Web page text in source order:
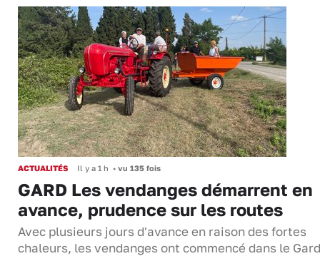
ACTUALITÉS Il y a 1 h • vu 135 fois
GARD Les vendanges démarrent en
avance, prudence sur les routes
Avec plusieurs jours d'avance en raison des fortes
chaleurs, les vendanges ont commencé dans le